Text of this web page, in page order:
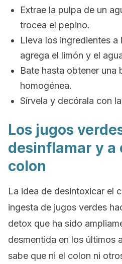
Extrae la pulpa de un
trocea el pepino.
Lleva los ingredientes a
agrega el limón y el
Bate hasta obtener una
homogénea.
Sírvela y decórala con
Los jugos
desinflamar y a
colon
La idea de desintoxicar el
ingesta de jugos verdes
detox que ha sido
desmentida en los últimos
sabe que ni el colon ni